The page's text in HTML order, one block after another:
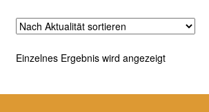
Einzelnes Ergebnis wird angezeigt